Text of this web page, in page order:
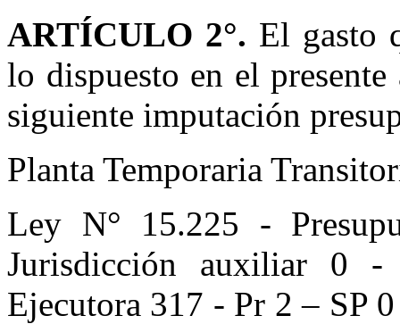
ARTÍCULO 2°. El gasto
lo dispuesto en el
siguiente imputación
Planta Temporaria
Ley N° 15.225 -
Jurisdicción auxiliar 0
Ejecutora 317 - Pr 2 – SP